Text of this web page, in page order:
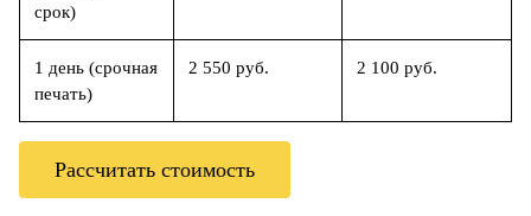
срок)
1 день (срочная
печать)
2 550 руб. 2 100 руб.
Рассчитать стоимость